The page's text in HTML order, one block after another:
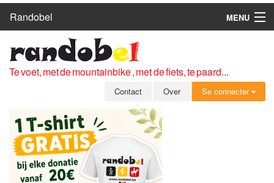
Randobel
MENU
ROUTES
CLUBS
OVER
LEDEN
ZICH AANMELDEN
GRATIS REGISTRATIE
Te voet, met de mountainbike , met de fiets, te paard...
Contact Over Se connecter